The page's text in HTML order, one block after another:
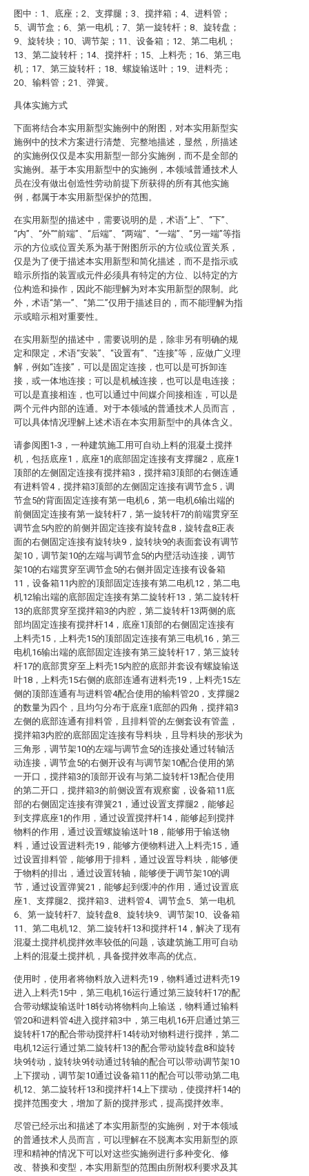
图中：1、底座；2、支撑腿；3、搅拌箱；4、进料管；
5、调节盒；6、第一电机；7、第一旋转杆；8、旋转盘；
9、旋转块；10、调节架；11、设备箱；12、第二电机；
13、第二旋转杆；14、搅拌杆；15、上料壳；16、第三电
机；17、第三旋转杆；18、螺旋输送叶；19、进料壳；
20、输料管；21、弹簧。
具体实施方式
下面将结合本实用新型实施例中的附图，对本实用新型实
施例中的技术方案进行清楚、完整地描述，显然，所描述
的实施例仅仅是本实用新型一部分实施例，而不是全部的
实施例。基于本实用新型中的实施例，本领域普通技术人
员在没有做出创造性劳动前提下所获得的所有其他实施
例，都属于本实用新型保护的范围。
在实用新型的描述中，需要说明的是，术语“上”、“下”、
“内”、“外”“前端”、“后端”、“两端”、“一端”、“另一端”等指
示的方位或位置关系为基于附图所示的方位或位置关系，
仅是为了便于描述本实用新型和简化描述，而不是指示或
暗示所指的装置或元件必须具有特定的方位、以特定的方
位构造和操作，因此不能理解为对本实用新型的限制。此
外，术语“第一”、“第二”仅用于描述目的，而不能理解为指
示或暗示相对重要性。
在实用新型的描述中，需要说明的是，除非另有明确的规
定和限定，术语“安装”、“设置有”、“连接”等，应做广义理
解，例如“连接”，可以是固定连接，也可以是可拆卸连
接，或一体地连接；可以是机械连接，也可以是电连接；
可以是直接相连，也可以通过中间媒介间接相连，可以是
两个元件内部的连通。对于本领域的普通技术人员而言，
可以具体情况理解上述术语在本实用新型中的具体含义。
请参阅图1-3，一种建筑施工用可自动上料的混凝土搅拌
机，包括底座1，底座1的底部固定连接有支撑腿2，底座1
顶部的左侧固定连接有搅拌箱3，搅拌箱3顶部的右侧连通
有进料管4，搅拌箱3顶部的左侧固定连接有调节盒5，调
节盒5的背面固定连接有第一电机6，第一电机6输出端的
前侧固定连接有第一旋转杆7，第一旋转杆7的前端贯穿至
调节盒5内腔的前侧并固定连接有旋转盘8，旋转盘8正表
面的右侧固定连接有旋转块9，旋转块9的表面套设有调节
架10，调节架10的左端与调节盒5的内壁活动连接，调节
架10的右端贯穿至调节盒5的右侧并固定连接有设备箱
11，设备箱11内腔的顶部固定连接有第二电机12，第二电
机12输出端的底部固定连接有第二旋转杆13，第二旋转杆
13的底部贯穿至搅拌箱3的内腔，第二旋转杆13两侧的底
部均固定连接有搅拌杆14，底座1顶部的右侧固定连接有
上料壳15，上料壳15的顶部固定连接有第三电机16，第三
电机16输出端的底部固定连接有第三旋转杆17，第三旋转
杆17的底部贯穿至上料壳15内腔的底部并套设有螺旋输送
叶18，上料壳15右侧的底部连通有进料壳19，上料壳15左
侧的顶部连通有与进料管4配合使用的输料管20，支撑腿2
的数量为四个，且均匀分布于底座1底部的四角，搅拌箱3
左侧的底部连通有排料管，且排料管的左侧套设有管盖，
搅拌箱3内腔的底部固定连接有导料块，且导料块的形状为
三角形，调节架10的左端与调节盒5的连接处通过转轴活
动连接，调节盒5的右侧开设有与调节架10配合使用的第
一开口，搅拌箱3的顶部开设有与第二旋转杆13配合使用
的第二开口，搅拌箱3的前侧设置有观察窗，设备箱11底
部的右侧固定连接有弹簧21，通过设置支撑腿2，能够起
到支撑底座1的作用，通过设置搅拌杆14，能够起到搅拌
物料的作用，通过设置螺旋输送叶18，能够用于输送物
料，通过设置进料壳19，能够方便物料进入上料壳15，通
过设置排料管，能够用于排料，通过设置导料块，能够便
于物料的排出，通过设置转轴，能够便于调节架10的调
节，通过设置弹簧21，能够起到缓冲的作用，通过设置底
座1、支撑腿2、搅拌箱3、进料管4、调节盒5、第一电机
6、第一旋转杆7、旋转盘8、旋转块9、调节架10、设备箱
11、第二电机12、第二旋转杆13和搅拌杆14，解决了现有
混凝土搅拌机搅拌效率较低的问题，该建筑施工用可自动
上料的混凝土搅拌机，具备搅拌效率高的优点。
使用时，使用者将物料放入进料壳19，物料通过进料壳19
进入上料壳15中，第三电机16运行通过第三旋转杆17的配
合带动螺旋输送叶18转动将物料向上输送，物料通过输料
管20和进料管4进入搅拌箱3中，第三电机16开启通过第三
旋转杆17的配合带动搅拌杆14转动对物料进行搅拌，第二
电机12运行通过第二旋转杆13的配合带动旋转盘8和旋转
块9转动，旋转块9转动通过转轴的配合可以带动调节架10
上下摆动，调节架10通过设备箱11的配合可以带动第二电
机12、第二旋转杆13和搅拌杆14上下摆动，使搅拌杆14的
搅拌范围变大，增加了新的搅拌形式，提高搅拌效率。
尽管已经示出和描述了本实用新型的实施例，对于本领域
的普通技术人员而言，可以理解在不脱离本实用新型的原
理和精神的情况下可以对这些实施例进行多种变化、修
改、替换和变型，本实用新型的范围由所附权利要求及其